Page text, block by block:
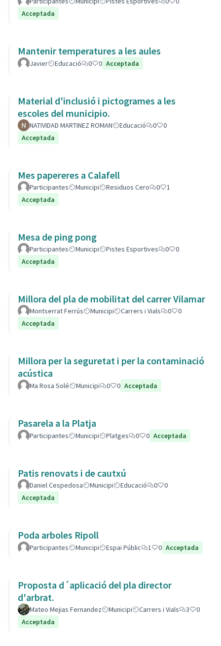
Acceptada
Mantenir temperatures a les aules
Javier Educació 0 0 Acceptada
Material d'inclusió i pictogrames a les
escoles del municipio.
NATIVIDAD MARTINEZ ROMAN Educació 0
0
Acceptada
Mes papereres a Calafell
Participantes Municipi Residuos Cero 0
1
Acceptada
Mesa de ping pong
Participantes Municipi Pistes Esportives 0
0
Acceptada
Millora del pla de mobilitat del carrer Vilamar
Montserrat Ferrús Municipi Carrers i Vials 0
0
Acceptada
Millora per la seguretat i per la contaminació
acústica
Ma Rosa Solé Municipi 0 0 Acceptada
Pasarela a la Platja
Participantes Municipi Platges 0 0 Acceptada
Patis renovats i de cautxú
Daniel Cespedosa Municipi Educació 0
0
Acceptada
Poda arboles Ripoll
Participantes Municipi Espai Públic 1 0 Acceptada
Proposta d´aplicació del pla director
d'arbrat.
Mateo Mejias Fernandez Municipi Carrers i Vials 3
0
Acceptada